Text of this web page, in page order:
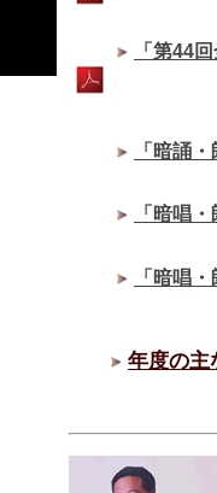
「第44
「暗誦
「暗唱
「暗唱
年度の主